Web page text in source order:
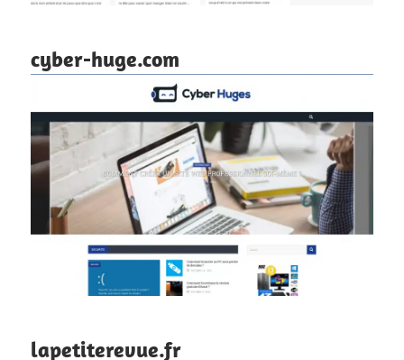
cyber-huge.com
lapetiterevue.fr